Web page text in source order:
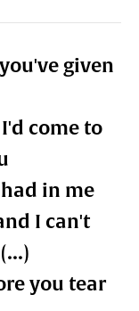
given
come to
in me
I can't
you tear